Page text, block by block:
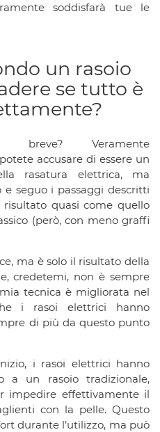
soddisfarà tue le
un rasoio
se tutto è
Veramente
accusare di essere un
rasatura elettrica, ma
seguo i passaggi descritti
quasi come quello
(però, con meno graffi
ma è solo il risultato della
credetemi, non è sempre
tecnica è migliorata nel
i rasoi elettrici hanno
di più da questo punto
i rasoi elettrici hanno
a un rasoio tradizionale,
impedire effettivamente il
con la pelle. Questo
durante l’utilizzo, ma può